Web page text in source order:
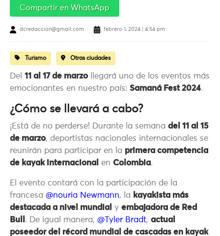
Compartir en WhatsApp
dcredaccion@gmail.com febrero 1, 2024 | 4:54 pm
Turismo Otras ciudades
Del 11 al 17 de marzollegará uno de los eventos más
emocionantes en nuestro país: Samaná Fest 2024.
¿Cómo se llevará a cabo?
¡Está de no perderse! Durante la semana del 11 al 15
de marzo, deportistas nacionales internacionales se
reunirán para participar en la primera competencia
de kayak internacional en Colombia.
El evento contará con la participación de la
francesa @nouria Newmann, la kayakista más
destacada a nivel mundial y embajadora de Red
Bull . De igual manera, @Tyler Bradt, actual
poseedor del récord mundial de cascadas en kayak